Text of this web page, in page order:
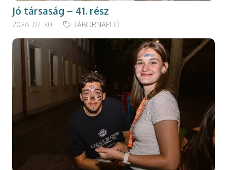
Jó társaság – 41. rész
2026. 07. 30. TÁBORNAPLÓ